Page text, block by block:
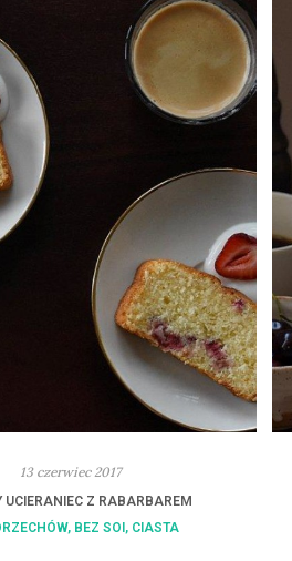
13 czerwiec 2017
UCIERANIEC Z RABARBAREM
, BEZ SOI , CIASTA